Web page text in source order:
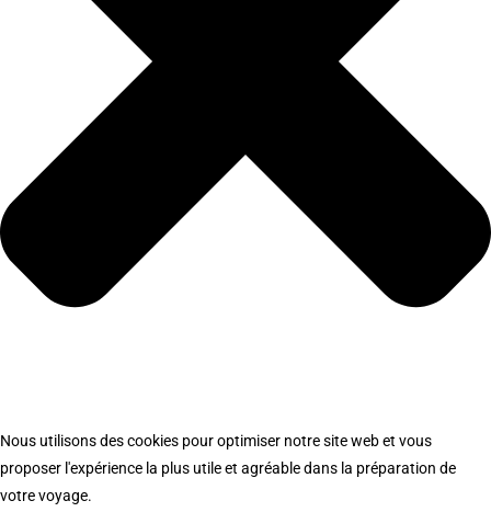
Nous utilisons des cookies pour optimiser notre site web et vous
proposer l'expérience la plus utile et agréable dans la préparation de
votre voyage.